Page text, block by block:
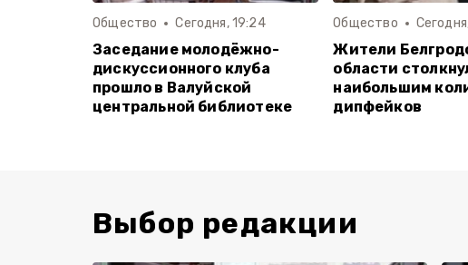
Общество Сегодня, 19:24
Заседание молодёжно-
дискуссионного клуба
прошло в Валуйской
центральной библиотеке
Общество
Жители
области
наибольшим
дипфейков
Выбор редакции